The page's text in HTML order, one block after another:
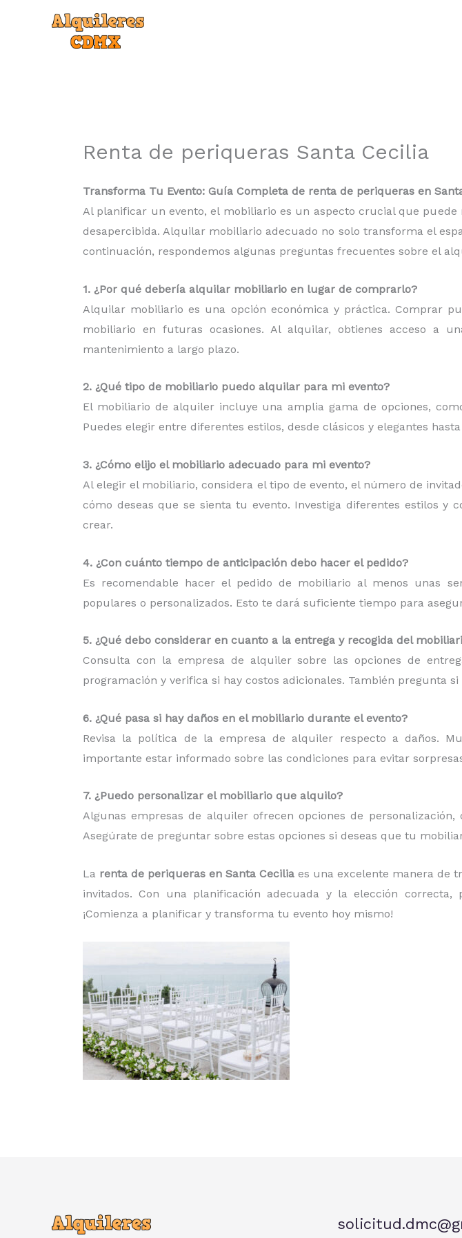
Renta de periqueras Santa Cecilia
Transforma Tu Evento: Guía Completa de renta de periqueras en
Al planificar un evento, el mobiliario es un aspecto crucial que
desapercibida. Alquilar mobiliario adecuado no solo transforma el
continuación, respondemos algunas preguntas frecuentes sobre el
1. ¿Por qué debería alquilar mobiliario en lugar de comprarlo?
Alquilar mobiliario es una opción económica y práctica. Comprar
mobiliario en futuras ocasiones. Al alquilar, obtienes acceso a
mantenimiento a largo plazo.
2. ¿Qué tipo de mobiliario puedo alquilar para mi evento?
El mobiliario de alquiler incluye una amplia gama de opciones,
Puedes elegir entre diferentes estilos, desde clásicos y elegantes
3. ¿Cómo elijo el mobiliario adecuado para mi evento?
Al elegir el mobiliario, considera el tipo de evento, el número de
cómo deseas que se sienta tu evento. Investiga diferentes estilos
crear.
4. ¿Con cuánto tiempo de anticipación debo hacer el pedido?
Es recomendable hacer el pedido de mobiliario al menos unas
populares o personalizados. Esto te dará suficiente tiempo para
5. ¿Qué debo considerar en cuanto a la entrega y recogida del
Consulta con la empresa de alquiler sobre las opciones de
programación y verifica si hay costos adicionales. También pregunta
6. ¿Qué pasa si hay daños en el mobiliario durante el evento?
Revisa la política de la empresa de alquiler respecto a daños.
importante estar informado sobre las condiciones para evitar
7. ¿Puedo personalizar el mobiliario que alquilo?
Algunas empresas de alquiler ofrecen opciones de
Asegúrate de preguntar sobre estas opciones si deseas que tu
La renta de periqueras en Santa Cecilia es una excelente manera de
invitados. Con una planificación adecuada y la elección
¡Comienza a planificar y transforma tu evento hoy mismo!